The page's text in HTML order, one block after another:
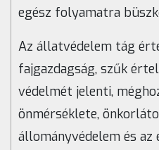
egész folyamatra
Az állatvédelem tág
fajgazdagság, szűk
védelmét jelenti,
önmérséklete,
állományvédelem és az